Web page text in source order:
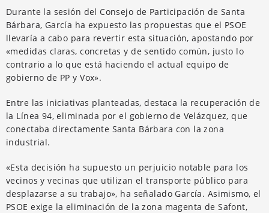
Durante la sesión del Consejo de Participación de Santa
Bárbara, García ha expuesto las propuestas que el PSOE
llevaría a cabo para revertir esta situación, apostando por
«medidas claras, concretas y de sentido común, justo lo
contrario a lo que está haciendo el actual equipo de
gobierno de PP y Vox».
Entre las iniciativas planteadas, destaca la recuperación de
la Línea 94, eliminada por el gobierno de Velázquez, que
conectaba directamente Santa Bárbara con la zona
industrial.
«Esta decisión ha supuesto un perjuicio notable para los
vecinos y vecinas que utilizan el transporte público para
desplazarse a su trabajo», ha señalado García. Asimismo, el
PSOE exige la eliminación de la zona magenta de Safont,